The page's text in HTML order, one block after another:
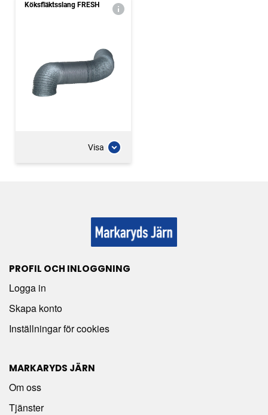
Köksfläktsslang FRESH
Visa
PROFIL OCH INLOGGNING
Logga in
Skapa konto
Inställningar för cookies
MARKARYDS JÄRN
Om oss
Tjänster